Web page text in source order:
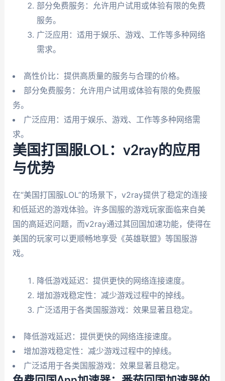
部分免费服务：允许用户试用或体验有限的免费
服务。
广泛应用：适用于娱乐、游戏、工作等多种网络
需求。
高性价比：提供高质量的服务与合理的价格。
部分免费服务：允许用户试用或体验有限的免费服
务。
广泛应用：适用于娱乐、游戏、工作等多种网络需
求。
美国打国服LOL：v2ray的应用
与优势
在“美国打国服LOL”的场景下，v2ray提供了稳定的连接
和低延迟的游戏体验。许多国服的游戏玩家面临来自美
国的高延迟问题，而v2ray通过其回国加速功能，使得在
美国的玩家可以更顺畅地享受《英雄联盟》等国服游
戏。
降低游戏延迟：提供更快的网络连接速度。
增加游戏稳定性：减少游戏过程中的掉线。
广泛适用于各类国服游戏：效果显著且稳定。
降低游戏延迟：提供更快的网络连接速度。
增加游戏稳定性：减少游戏过程中的掉线。
广泛适用于各类国服游戏：效果显著且稳定。